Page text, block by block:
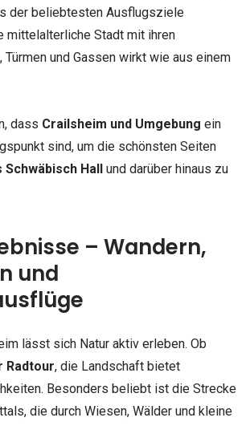
der beliebtesten Ausflugsziele
mittelalterliche Stadt mit ihren
Türmen und Gassen wirkt wie aus einem
dass Crailsheim und Umgebung ein
sind, um die schönsten Seiten
Hall
und darüber hinaus zu
– Wandern,
und
lässt sich Natur aktiv erleben. Ob
Radtour, die Landschaft bietet
Besonders beliebt ist die Strecke
die durch Wiesen, Wälder und kleine